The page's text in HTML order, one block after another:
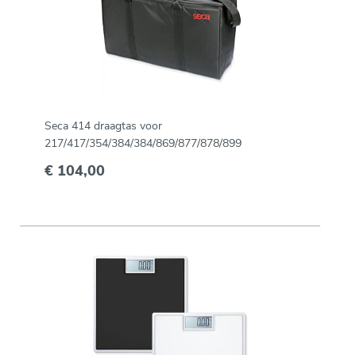
Seca 414 draagtas voor
217/417/354/384/384/869/877/878/899
€ 104,00